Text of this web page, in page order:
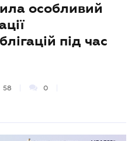
особливий
під час
58 0